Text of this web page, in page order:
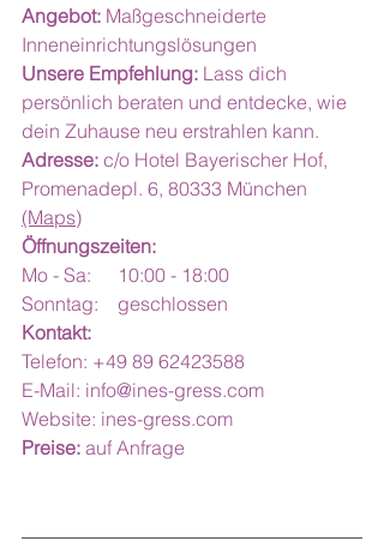
Angebot: Maßgeschneiderte
Inneneinrichtungslösungen
Unsere Empfehlung: Lass dich
persönlich beraten und entdecke, wie
dein Zuhause neu erstrahlen kann.
Adresse: c/o Hotel Bayerischer Hof,
Promenadepl. 6, 80333 München
(Maps)
Öffnungszeiten:
Mo - Sa:	10:00 - 18:00
Sonntag:	geschlossen
Kontakt:
Telefon: +49 89 62423588
E-Mail: info@ines-gress.com
Website: ines-gress.com
Preise: auf Anfrage